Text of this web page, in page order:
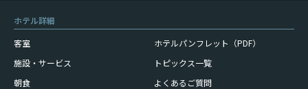
ホテル詳細
客室
施設・サービス
朝食
ホテルパンフレット（PDF）
トピックス一覧
よくあるご質問